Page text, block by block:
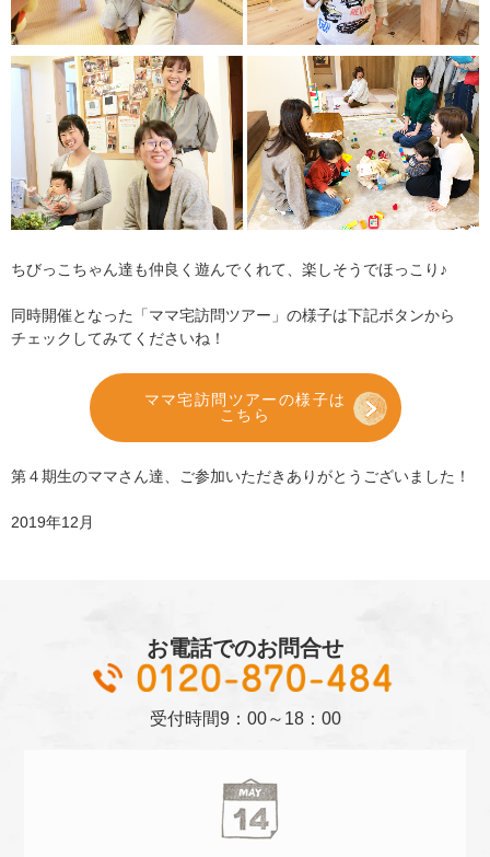
ちびっこちゃん達も仲良く遊んでくれて、楽しそうでほっこり♪
同時開催となった「ママ宅訪問ツアー」の様子は下記ボタンから
チェックしてみてくださいね！
ママ宅訪問ツアーの様子は
こちら
第４期生のママさん達、ご参加いただきありがとうございました！
2019年12月
お電話でのお問合せ
受付時間9：00～18：00